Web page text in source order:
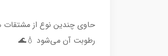
حاوی چندین نوع از مشتقات
رطوبت آن می‌شود 💧🌊